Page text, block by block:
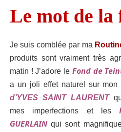
Le mot de
Je suis comblée par ma
produits sont vraiment très
matin ! J’adore le Fond de
a un joli effet naturel sur mon
d’YVES SAINT LAURENT
mes imperfections et les
GUERLAIN qui sont